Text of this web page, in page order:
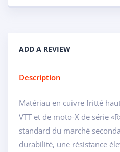
ADD A REVIEW
Description
Matériau en cuivre fritté
VTT et de moto-X de série
standard du marché
durabilité, une résistance